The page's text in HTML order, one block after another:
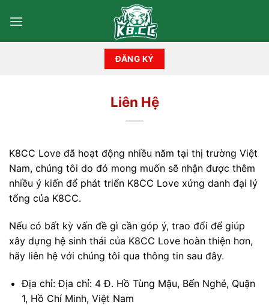
ĐĂNG KÝ
Liên Hệ
K8CC Love đã hoạt động nhiều năm tại thị trường Việt
Nam, chúng tôi do đó mong muốn sẽ nhận được thêm
nhiều ý kiến để phát triển K8CC Love xứng danh đại lý
tổng của K8CC.
Nếu có bất kỳ vấn đề gì cần góp ý, trao đổi để giúp
xây dựng hệ sinh thái của K8CC Love hoàn thiện hơn,
hãy liên hệ với chúng tôi qua thông tin sau đây.
Địa chỉ: Địa chỉ: 4 Đ. Hồ Tùng Mậu, Bến Nghé, Quận
1, Hồ Chí Minh, Việt Nam